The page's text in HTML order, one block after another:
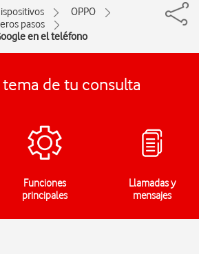
OPPO
pasos
en el teléfono
tema de tu consulta
Funciones
principales
Llamadas y
mensajes